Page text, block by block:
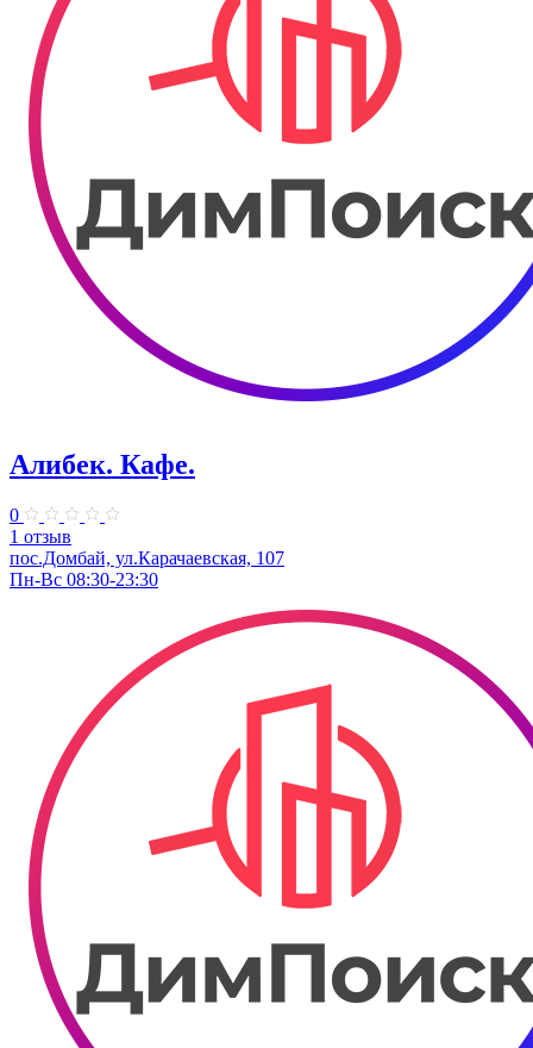
Алибек. Кафе.
0
1 отзыв
пос.Домбай, ул.Карачаевская, 107
Пн-Вс 08:30-23:30